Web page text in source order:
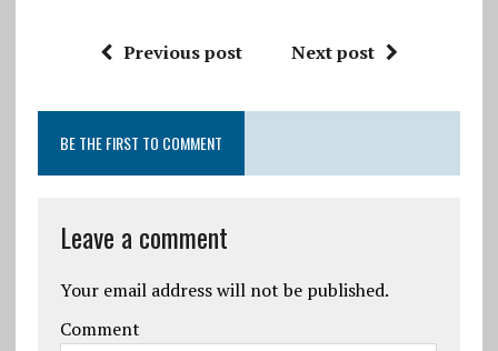
Previous post Next post
BE THE FIRST TO COMMENT
Leave a comment
Your email address will not be published.
Comment